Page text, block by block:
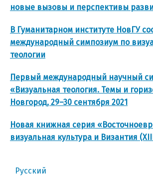
новые вызовы и перспективы
В Гуманитарном институте НовГУ
международный симпозиум по
теологии
Первый международный научный
«Визуальная теология. Темы и
Новгород, 29–30 сентября 2021
Новая книжная серия
визуальная культура и Византия
Русский